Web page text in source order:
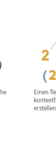
Einen
erstellen